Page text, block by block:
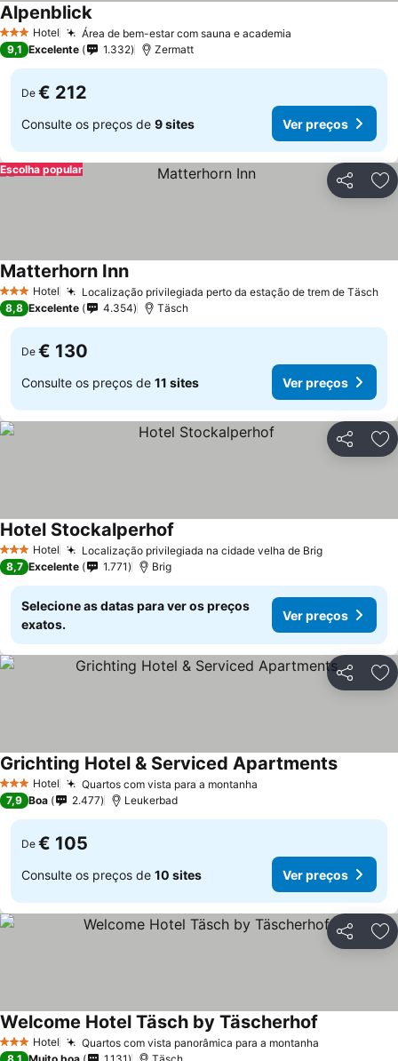
3 EstrelasHotel Área de bem-estar com sauna e academia
Alpenblick
9,1 Excelente 1.332 Zermatt
De € 212
Consulte os preços de 9 sites Ver preços
Partilhar
Escolha popular
3 EstrelasHotel Localização privilegiada perto da estação de trem de Täsch
Matterhorn Inn
8,8 Excelente 4.354 Täsch
De € 130
Consulte os preços de 11 sites Ver preços
Partilhar
3 EstrelasHotel Localização privilegiada na cidade velha de Brig
Hotel Stockalperhof
8,7 Excelente 1.771 Brig
Selecione as datas para ver os preços
exatos.
Ver preços
Partilhar
3 EstrelasHotel Quartos com vista para a montanha
Grichting Hotel & Serviced Apartments
7,9 Boa 2.477 Leukerbad
De € 105
Consulte os preços de 10 sites Ver preços
Partilhar
3 EstrelasHotel Quartos com vista panorâmica para a montanha
Welcome Hotel Täsch by Täscherhof